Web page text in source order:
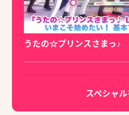
うたの☆プリンスさまっ♪
スペシャ